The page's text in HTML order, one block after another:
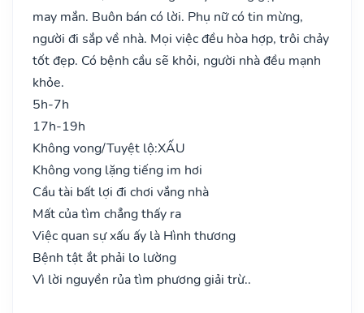
may mắn. Buôn bán có lời. Phụ nữ có tin mừng,
người đi sắp về nhà. Mọi việc đều hòa hợp, trôi chảy
tốt đẹp. Có bệnh cầu sẽ khỏi, người nhà đều mạnh
khỏe.
5h-7h
17h-19h
Không vong/Tuyệt lộ:XẤU
Không vong lặng tiếng im hơi
Cầu tài bất lợi đi chơi vắng nhà
Mất của tìm chẳng thấy ra
Việc quan sự xấu ấy là Hình thương
Bệnh tật ắt phải lo lường
Vì lời nguyền rủa tìm phương giải trừ..